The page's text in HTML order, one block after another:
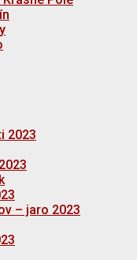
2023
– jaro 2023